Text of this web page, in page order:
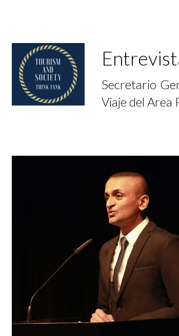
Secretario
Viaje del Area